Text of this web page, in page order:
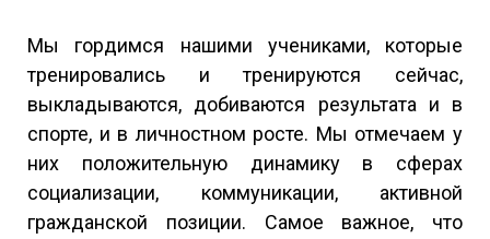
Мы гордимся нашими учениками, которые
тренировались и тренируются сейчас,
выкладываются, добиваются результата и в
спорте, и в личностном росте. Мы отмечаем у
них положительную динамику в сферах
социализации, коммуникации, активной
гражданской позиции. Самое важное, что